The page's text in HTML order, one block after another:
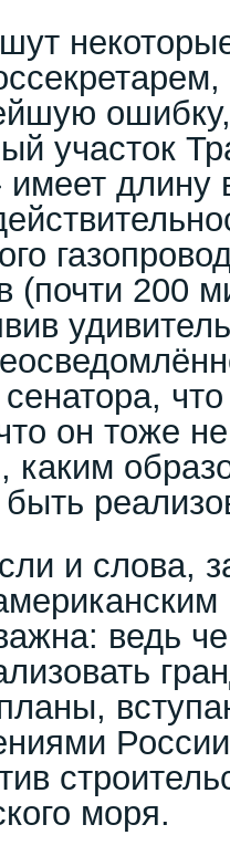
участок
имеет длину
(почти 200
он тоже
каким
и слова,
ведь
моря.